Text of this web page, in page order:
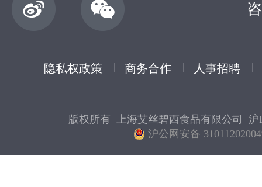
隐私权政策 商务合作 人事招聘
版权所有 上海艾丝碧西食品有限公司 沪
沪公网安备